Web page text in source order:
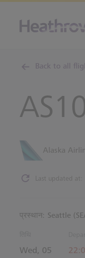
Back to all
Alaska
Last updated at:
प्रस्थान: Seattle
Wed, 05